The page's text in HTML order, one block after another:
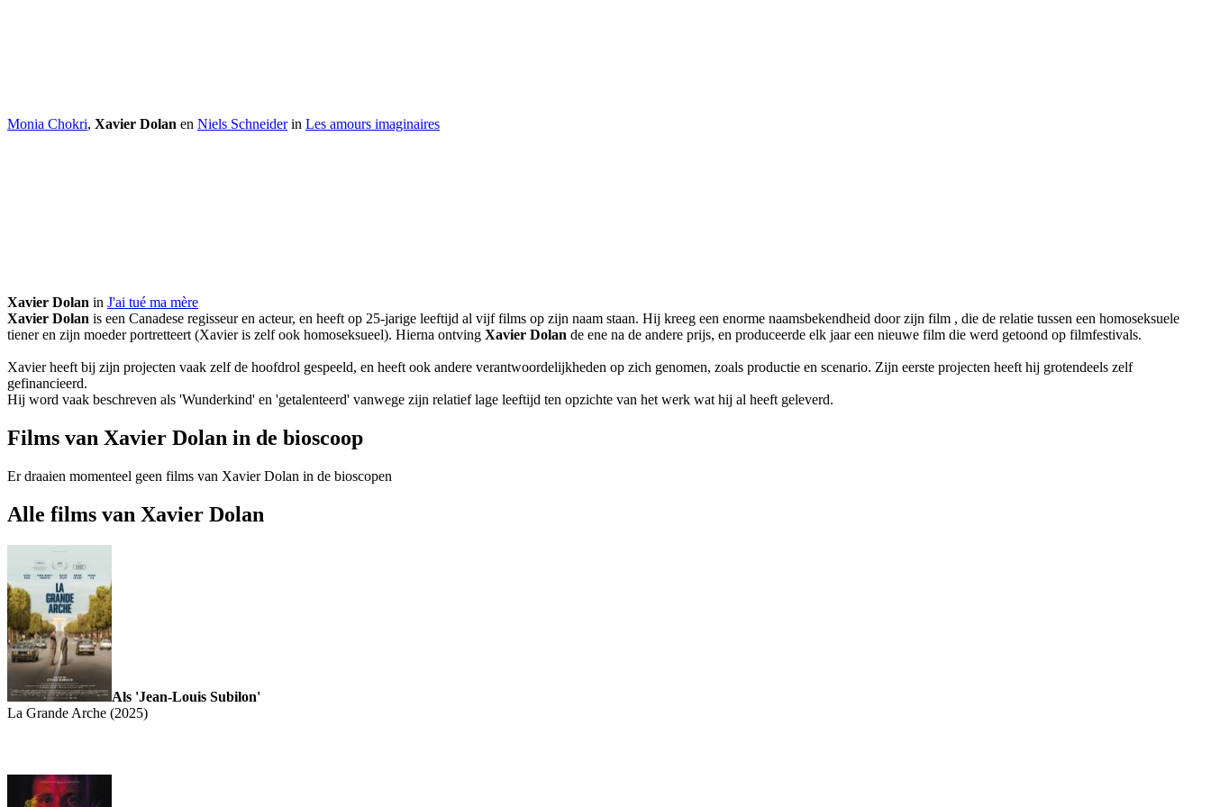
Monia Chokri, Xavier Dolan en Niels Schneiderin Les amours imaginaires
Xavier Dolan in J'ai tué ma mère
Xavier Dolan is een Canadese regisseur en acteur, en heeft op 25-jarige leeftijd al vijf films op zijn naam staan. Hij kreeg een enorme naamsbekendheid door zijn film , die de relatie tussen een homoseksuele
tiener en zijn moeder portretteert (Xavier is zelf ook homoseksueel). Hierna ontving Xavier Dolan de ene na de andere prijs, en produceerde elk jaar een nieuwe film die werd getoond op filmfestivals.
Xavier heeft bij zijn projecten vaak zelf de hoofdrol gespeeld, en heeft ook andere verantwoordelijkheden op zich genomen, zoals productie en scenario. Zijn eerste projecten heeft hij grotendeels zelf
gefinancieerd.
Hij word vaak beschreven als 'Wunderkind' en 'getalenteerd' vanwege zijn relatief lage leeftijd ten opzichte van het werk wat hij al heeft geleverd.
Films van Xavier Dolan in de bioscoop
Er draaien momenteel geen films van Xavier Dolan in de bioscopen
Alle films van Xavier Dolan
Als 'Jean-Louis Subilon'
La Grande Arche (2025)